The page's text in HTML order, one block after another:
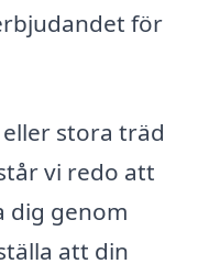
för
stora träd
vi redo att
dig genom
att din